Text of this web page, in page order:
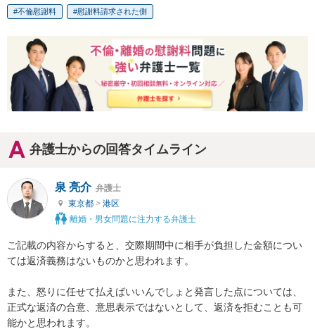
不倫慰謝料 慰謝料請求された側
弁護士からの回答タイムライン
泉 亮介 弁護士
東京都 > 港区
離婚・男女問題に注力する弁護士
ご記載の内容からすると、交際期間中に相手が負担した金額につい
ては返済義務はないものかと思われます。
また、怒りに任せて払えばいいんでしょと発言した点については、
正式な返済の合意、意思表示ではないとして、返済を拒むことも可
能かと思われます。